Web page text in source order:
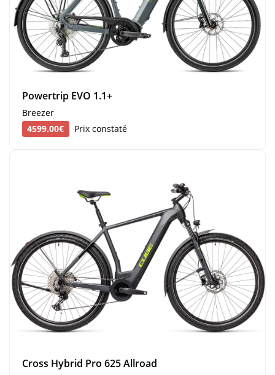
Powertrip EVO 1.1+
Breezer
4599.00€
Prix constaté
Cross Hybrid Pro 625 Allroad